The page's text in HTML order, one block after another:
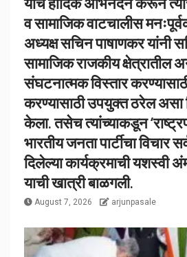
व सामाजिक वाटचालीस
अध्यक्ष सचिन पाषाणकर यांनी
सामाजिक राजकीय क्षेत्रातील
संघटनात्मक विस्तार
करण्यासाठी उपयुक्त ठरेल असा
केला. तसेच त्यांच्याकडून
भारतीय जनता पार्टीचा विचार
दिलेल्या कार्यक्रमाची यशस्वी
याची खात्री बाळगली.
August 7, 2026 arjunpasale